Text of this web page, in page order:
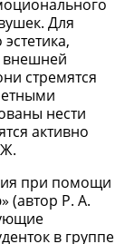
Для
внешней
стремятся
нести
активно
при помощи
(автор Р. А.
в группе